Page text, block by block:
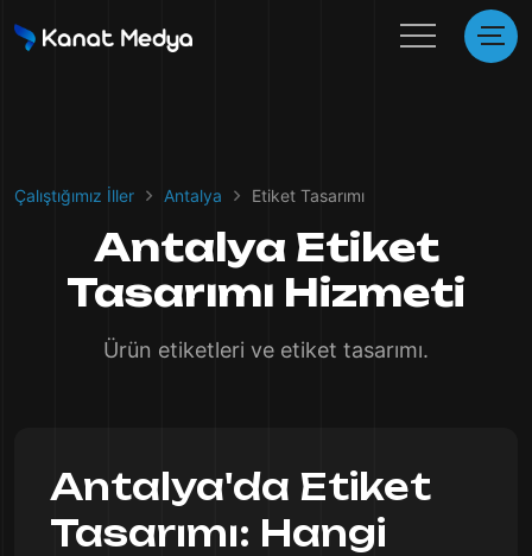
Çalıştığımız İller Antalya Etiket Tasarımı
Antalya Etiket
Tasarımı Hizmeti
Ürün etiketleri ve etiket tasarımı.
Antalya'da Etiket
Tasarımı: Hangi